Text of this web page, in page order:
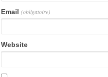
Email (obligatoire)
Website